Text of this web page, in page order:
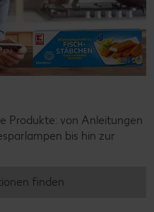
Produkte: von Anleitungen
bis hin zur
finden